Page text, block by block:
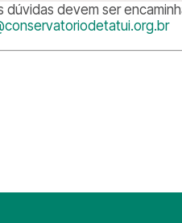
dúvidas devem ser